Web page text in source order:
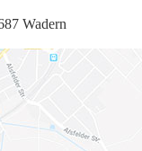
Wadern